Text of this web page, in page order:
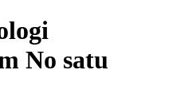
No satu